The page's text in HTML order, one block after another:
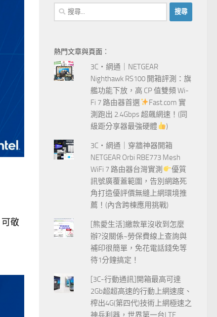
敬
搜
尋
字:
熱門文章與頁面︰
3C‧網通｜NETGEAR
Nighthawk RS100 開箱評測：旗
艦功能下放，高 CP 值雙頻 Wi-
Fi 7 路由器首選
Fast.com 實
測跑出 2.4Gbps 超飆網速！(同
級距分享器最強硬體
)
3C‧網通｜穿牆神器開箱
NETGEAR Orbi RBE773 Mesh
WiFi 7 路由器台灣實測
優質
訊號廣覆蓋範圍，告別網路死
角打造優評價無縫上網環境推
薦！(內含跨棟應用挑戰)
[熊愛生活]繳款單沒收到怎麼
辦?沒關係~勞保費線上查詢與
補印很簡單，免花電話錢免等
待1分鐘搞定！
[3C-行動通訊]開箱最高可達
2Gb超超高速的行動上網速度、
榨出4G(第四代)技術上網極速之
神兵利器，世界第一台LTE